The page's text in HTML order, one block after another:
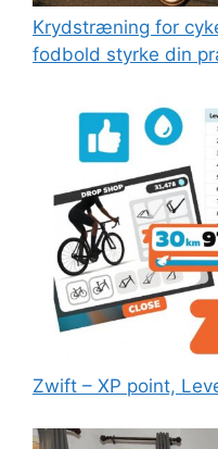
Kryds­træning for
fodbold styrke din
Zwift – XP point,